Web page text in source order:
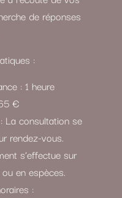
de réponses
:
: 1 heure
€
La consultation se
rendez-vous.
s’effectue sur
en espèces.
: